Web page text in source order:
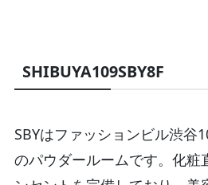
SHIBUYA109SBY8F
SBYはファッションビル渋谷
のパウダールームです。化粧